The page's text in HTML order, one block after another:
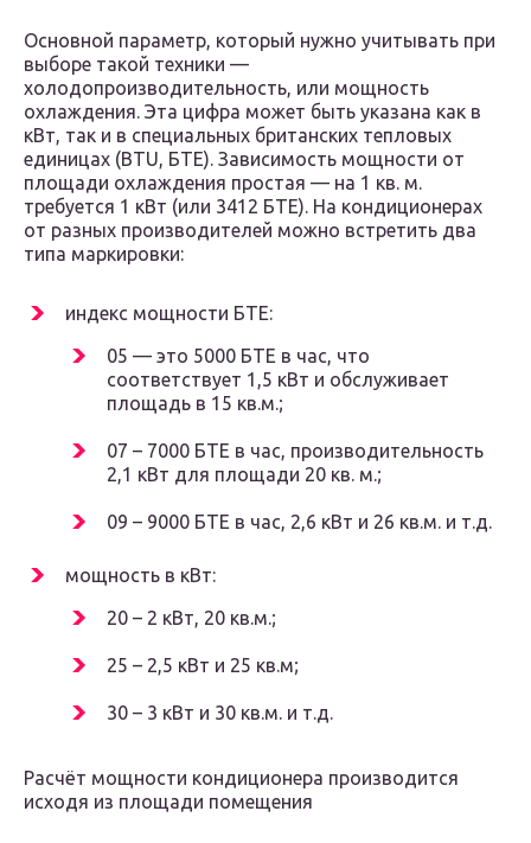
Основной параметр, который нужно учитывать при
выборе такой техники —
холодопроизводительность, или мощность
охлаждения. Эта цифра может быть указана как в
кВт, так и в специальных британских тепловых
единицах (BTU, БТЕ). Зависимость мощности от
площади охлаждения простая — на 1 кв. м.
требуется 1 кВт (или 3412 БТЕ). На кондиционерах
от разных производителей можно встретить два
типа маркировки:
индекс мощности БТЕ:
05 — это 5000 БТЕ в час, что
соответствует 1,5 кВт и обслуживает
площадь в 15 кв.м.;
07 – 7000 БТЕ в час, производительность
2,1 кВт для площади 20 кв. м.;
09 – 9000 БТЕ в час, 2,6 кВт и 26 кв.м. и т.д.
мощность в кВт:
20 – 2 кВт, 20 кв.м.;
25 – 2,5 кВт и 25 кв.м;
30 – 3 кВт и 30 кв.м. и т.д.
Расчёт мощности кондиционера производится
исходя из площади помещения